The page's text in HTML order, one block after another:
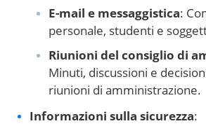
E-mail e messaggistica:
personale, studenti e
Riunioni del consiglio di
Minuti, discussioni e
riunioni di amministrazione.
Informazioni sulla sicurezza: